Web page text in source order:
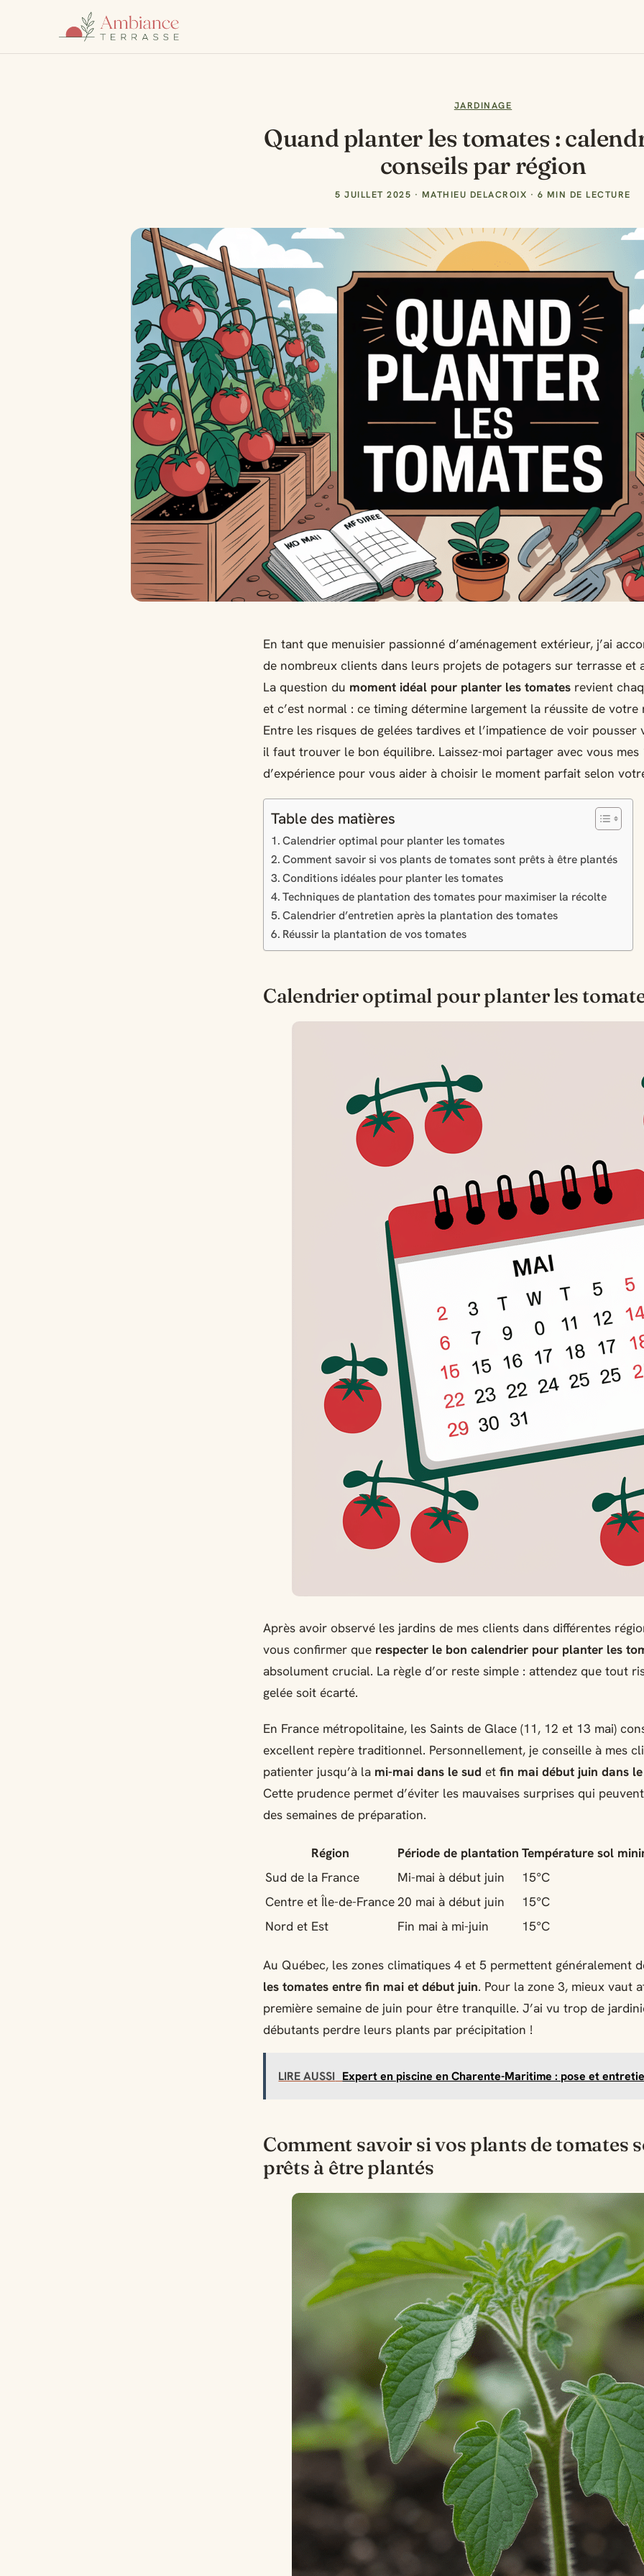
JARDINAGE
Quand planter les tomates :
conseils par région
5 JUILLET 2025 · MATHIEU DELACROIX · 6 MIN DE LECTURE
En tant que menuisier passionné d’aménagement extérieur, j’ai
de nombreux clients dans leurs projets de potagers sur terrasse et
La question du moment idéal pour planter les tomates revient
et c’est normal : ce timing détermine largement la réussite de votre
Entre les risques de gelées tardives et l’impatience de voir pousser
il faut trouver le bon équilibre. Laissez-moi partager avec vous mes
d’expérience pour vous aider à choisir le moment parfait selon
Table des matières
Calendrier optimal pour planter les tomates
Comment savoir si vos plants de tomates sont prêts à être plantés
Conditions idéales pour planter les tomates
Techniques de plantation des tomates pour maximiser la récolte
Calendrier d’entretien après la plantation des tomates
Réussir la plantation de vos tomates
Calendrier optimal pour planter les
Après avoir observé les jardins de mes clients dans différentes
vous confirmer que respecter le bon calendrier pour planter les
absolument crucial. La règle d’or reste simple : attendez que tout
gelée soit écarté.
En France métropolitaine, les Saints de Glace (11, 12 et 13 mai)
excellent repère traditionnel. Personnellement, je conseille à mes
patienter jusqu’à la mi-mai dans le sud et fin mai début juin dans
Cette prudence permet d’éviter les mauvaises surprises qui
des semaines de préparation.
Région Période de plantation Température sol
Sud de la France
Mi-mai à début juin
15°C
Centre et Île-de-France20 mai à début juin
15°C
Nord et Est
Fin mai à mi-juin 15°C
Au Québec, les zones climatiques 4 et 5 permettent généralement
les tomates entre fin mai et début juin. Pour la zone 3, mieux vaut
première semaine de juin pour être tranquille. J’ai vu trop de
débutants perdre leurs plants par précipitation !
LIRE AUSSI Expert en piscine en Charente-Maritime : pose et
Comment savoir si vos plants de tomates
prêts à être plantés